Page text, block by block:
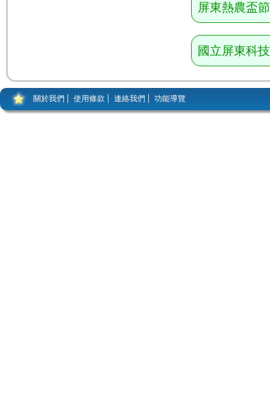
屏東熱農盃
國立屏東科
關於我們 使用條款 連絡我們 功能導覽